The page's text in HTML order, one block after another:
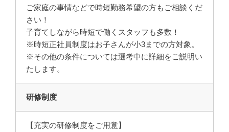
ご家庭の事情などで時短勤務希望の方もご相談くだ
さい！
子育てしながら時短で働くスタッフも多数！
※時短正社員制度はお子さんが小3までの方対象。
※その他の条件については選考中に詳細をご説明い
たします。
研修制度
【充実の研修制度をご用意】